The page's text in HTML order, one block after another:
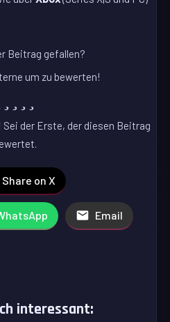
Beitrag gefallen?
um zu bewerten!
der Erste, der diesen Beitrag
Share on X
Email
interessant: